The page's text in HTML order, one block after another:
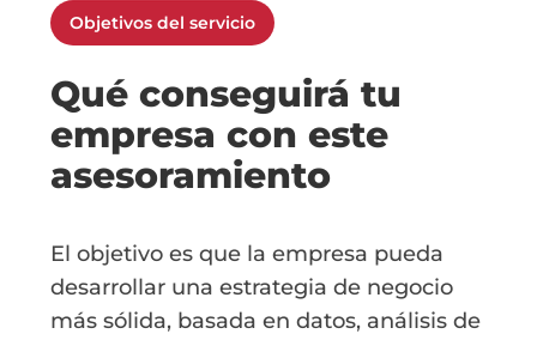
Objetivos del servicio
Qué conseguirá tu
empresa con este
asesoramiento
El objetivo es que la empresa pueda
desarrollar una estrategia de negocio
más sólida, basada en datos, análisis de